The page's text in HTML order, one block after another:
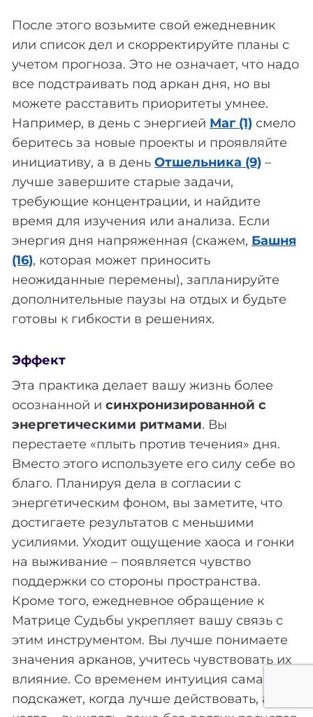
После этого возьмите свой ежедневник
или список дел и скорректируйте планы с
учетом прогноза. Это не означает, что надо
все подстраивать под аркан дня, но вы
можете расставить приоритеты умнее.
Например, в день с энергией Маг (1) смело
беритесь за новые проекты и проявляйте
инициативу, а в день Отшельника (9) –
лучше завершите старые задачи,
требующие концентрации, и найдите
время для изучения или анализа. Если
энергия дня напряженная (скажем, Башня
(16), которая может приносить
неожиданные перемены), запланируйте
дополнительные паузы на отдых и будьте
готовы к гибкости в решениях.
Эффект
Эта практика делает вашу жизнь более
осознанной и синхронизированной с
энергетическими ритмами. Вы
перестаете «плыть против течения» дня.
Вместо этого используете его силу себе во
благо. Планируя дела в согласии с
энергетическим фоном, вы заметите, что
достигаете результатов с меньшими
усилиями. Уходит ощущение хаоса и гонки
на выживание – появляется чувство
поддержки со стороны пространства.
Кроме того, ежедневное обращение к
Матрице Судьбы укрепляет вашу связь с
этим инструментом. Вы лучше понимаете
значения арканов, учитесь чувствовать их
влияние. Со временем интуиция сама
подскажет, когда лучше действовать, а